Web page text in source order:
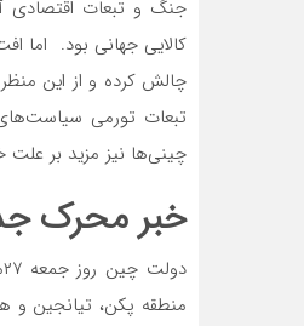
جنگ و تبعات اقتصادی
کالایی جهانی بود. اما
چالش کرده و از این
تبعات تورمی
چینی‌‌‌ها نیز مزید بر
خبر محرک
منطقه پکن، تیانجین و